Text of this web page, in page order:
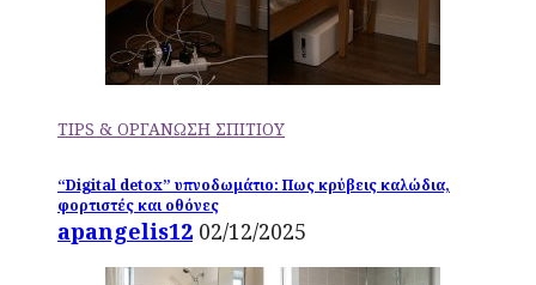
TIPS & ΟΡΓΑΝΩΣΗ ΣΠΙΤΙΟΥ
“Digital detox” υπνοδωμάτιο: Πως κρύβεις καλώδια,
φορτιστές και οθόνες
apangelis12 02/12/2025